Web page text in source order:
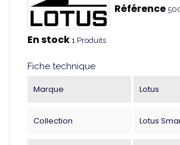
Référence
En stock 1 Produits
Fiche technique
Marque Lotus
Collection Lotus